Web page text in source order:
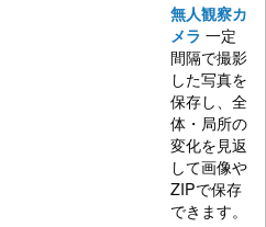
無人観察カ
メラ 一定
間隔で撮影
した写真を
保存し、全
体・局所の
変化を見返
して画像や
ZIPで保存
できます。